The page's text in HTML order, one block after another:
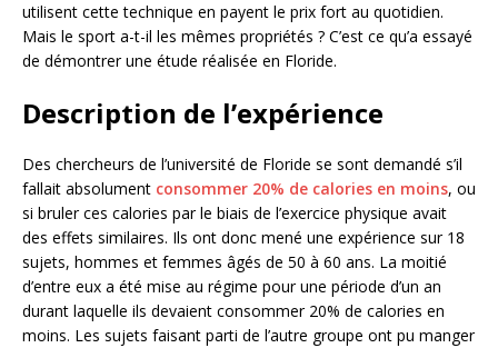
utilisent cette technique en payent le prix fort au quotidien.
Mais le sport a-t-il les mêmes propriétés ? C’est ce qu’a essayé
de démontrer une étude réalisée en Floride.
Description de l’expérience
Des chercheurs de l’université de Floride se sont demandé s’il
fallait absolument consommer 20% de calories en moins, ou
si bruler ces calories par le biais de l’exercice physique avait
des effets similaires. Ils ont donc mené une expérience sur 18
sujets, hommes et femmes âgés de 50 à 60 ans. La moitié
d’entre eux a été mise au régime pour une période d’un an
durant laquelle ils devaient consommer 20% de calories en
moins. Les sujets faisant parti de l’autre groupe ont pu manger